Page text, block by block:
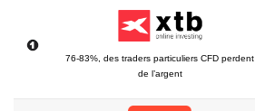
76-83%, des traders particuliers CFD perdent
de l’argent